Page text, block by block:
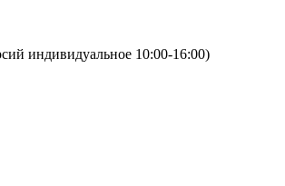
индивидуальное 10:00-16:00)